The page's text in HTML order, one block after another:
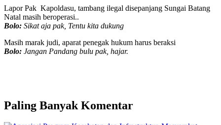
Lapor Pak Kapoldasu, tambang ilegal disepanjang Sungai Batang
Natal masih beroperasi..
Bolo: Sikat aja pak, Tentu kita dukung
Masih marak judi, aparat penegak hukum harus beraksi
Bolo: Jangan Pandang bulu pak, hajar.
Paling Banyak Komentar